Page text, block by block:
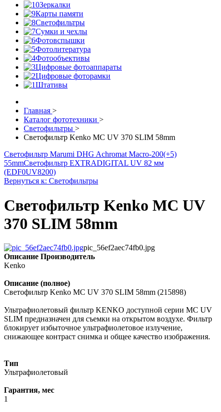
Зеркалки
Карты памяти
Светофильтры
Сумки и чехлы
Фотовспышки
Фотолитература
Фотообъективы
Цифровые фотоаппараты
Цифровые фоторамки
Штативы
Главная >
Каталог фототехники >
Светофильтры >
Светофильтр Kenko MC UV 370 SLIM 58mm
Светофильтр Marumi DHG Achromat Macro-200(+5)
55mmСветофильтр EXTRADIGITAL UV 82 мм
(EDF0UV8200)
Вернуться к: Светофильтры
Светофильтр Kenko MC UV
370 SLIM 58mm
pic_56ef2aec74fb0.jpg
Описание Производитель
Kenko
Описание (полное)
Светофильтр Kenko MC UV 370 SLIM 58mm (215898)
Ультрафиолетовый фильтр KENKO доступной серии MC UV
SLIM предназначен для съемки на открытом воздухе. Фильтр
блокирует избыточное ультрафиолетовое излучение,
снижающее контраст снимка и общее качество изображения.
Тип
Ультрафиолетовый
Гарантия, мес
1